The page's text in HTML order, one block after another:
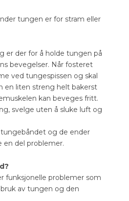
tungen er for stram eller
er der for å holde tungen på
bevegelser. Når fosteret
ved tungespissen og skal
en liten streng helt bakerst
kan beveges fritt.
svelge uten å sluke luft og
tungebåndet og de ender
del problemer.
funksjonelle problemer som
av tungen og den